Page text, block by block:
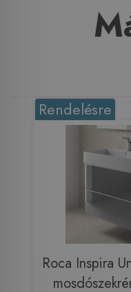
Rendelésre
Roca Inspira